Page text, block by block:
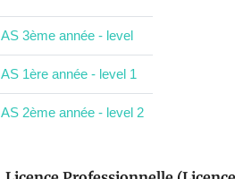
AS 3ème année - level
AS 1ère année - level 1
AS 2ème année - level 2